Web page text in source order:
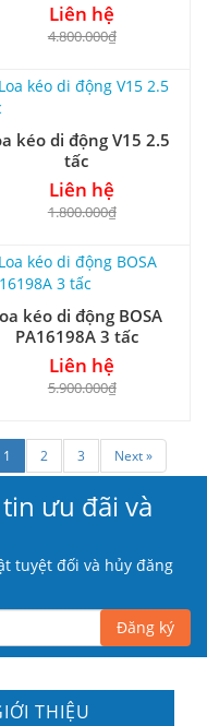
Liên hệ
4.800.000₫
kéo di động V15 2.5
tấc
Liên hệ
1.800.000₫
kéo di động BOSA
PA16198A 3 tấc
Liên hệ
5.900.000₫
1 2 3 Next »
ưu đãi và
tuyệt đối và hủy đăng
Đăng ký
THIỆU